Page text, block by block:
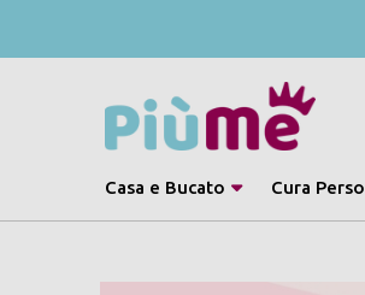
Casa e Bucato Cura